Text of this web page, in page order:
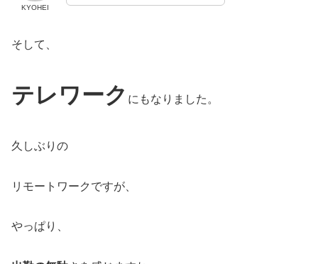
KYOHEI
そして、
テレワーク にもなりました。
久しぶりの
リモートワークですが、
やっぱり、